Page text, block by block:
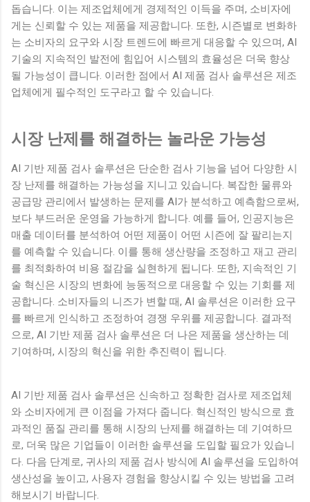
돕습니다. 이는 제조업체에게 경제적인 이득을 주며, 소비자에
게는 신뢰할 수 있는 제품을 제공합니다. 또한, 시즌별로 변화하
는 소비자의 요구와 시장 트렌드에 빠르게 대응할 수 있으며, AI
기술의 지속적인 발전에 힘입어 시스템의 효율성은 더욱 향상
될 가능성이 큽니다. 이러한 점에서 AI 제품 검사 솔루션은 제조
업체에게 필수적인 도구라고 할 수 있습니다.
시장 난제를 해결하는 놀라운 가능성
AI 기반 제품 검사 솔루션은 단순한 검사 기능을 넘어 다양한 시
장 난제를 해결하는 가능성을 지니고 있습니다. 복잡한 물류와
공급망 관리에서 발생하는 문제를 AI가 분석하고 예측함으로써,
보다 부드러운 운영을 가능하게 합니다. 예를 들어, 인공지능은
매출 데이터를 분석하여 어떤 제품이 어떤 시즌에 잘 팔리는지
를 예측할 수 있습니다. 이를 통해 생산량을 조정하고 재고 관리
를 최적화하여 비용 절감을 실현하게 됩니다. 또한, 지속적인 기
술 혁신은 시장의 변화에 능동적으로 대응할 수 있는 기회를 제
공합니다. 소비자들의 니즈가 변할 때, AI 솔루션은 이러한 요구
를 빠르게 인식하고 조정하여 경쟁 우위를 제공합니다. 결과적
으로, AI 기반 제품 검사 솔루션은 더 나은 제품을 생산하는 데
기여하며, 시장의 혁신을 위한 추진력이 됩니다.
AI 기반 제품 검사 솔루션은 신속하고 정확한 검사로 제조업체
와 소비자에게 큰 이점을 가져다 줍니다. 혁신적인 방식으로 효
과적인 품질 관리를 통해 시장의 난제를 해결하는 데 기여하므
로, 더욱 많은 기업들이 이러한 솔루션을 도입할 필요가 있습니
다. 다음 단계로, 귀사의 제품 검사 방식에 AI 솔루션을 도입하여
생산성을 높이고, 사용자 경험을 향상시킬 수 있는 방법을 고려
해보시기 바랍니다.